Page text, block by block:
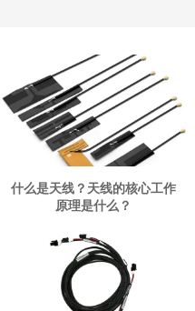
什么是天线？天线的核心工作
原理是什么？